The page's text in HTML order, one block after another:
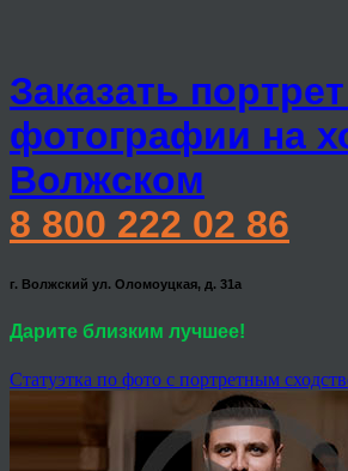
Заказать
фотографии на
Волжском
8 800 222 02 86
г. Волжский ул. Оломоуцкая, д. 31а
Дарите близким лучшее!
Статуэтка по фото с портретным